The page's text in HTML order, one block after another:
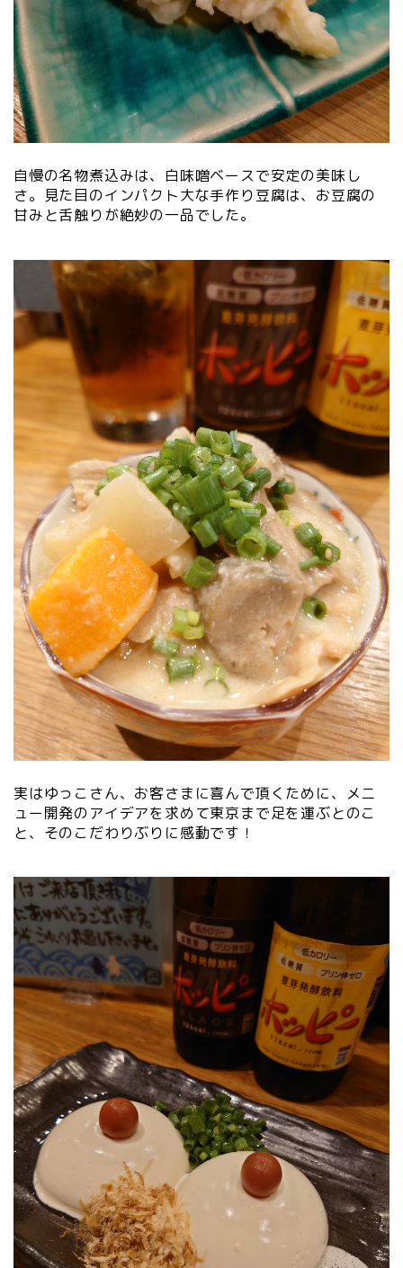
自慢の名物煮込みは、白味噌ベースで安定の美味し
さ。見た目のインパクト大な手作り豆腐は、お豆腐の
甘みと舌触りが絶妙の一品でした。
実はゆっこさん、お客さまに喜んで頂くために、メニ
ュー開発のアイデアを求めて東京まで足を運ぶとのこ
と、そのこだわりぶりに感動です！